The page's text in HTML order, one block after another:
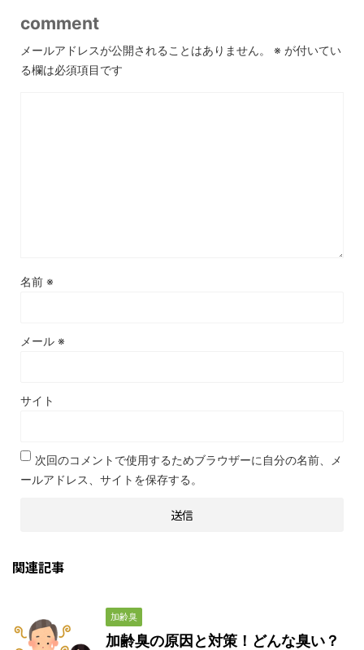
comment
メールアドレスが公開されることはありません。 ※ が付いてい
る欄は必須項目です
名前 ※
メール ※
サイト
次回のコメントで使用するためブラウザーに自分の名前、メ
ールアドレス、サイトを保存する。
関連記事
加齢臭
加齢臭の原因と対策！どんな臭い？